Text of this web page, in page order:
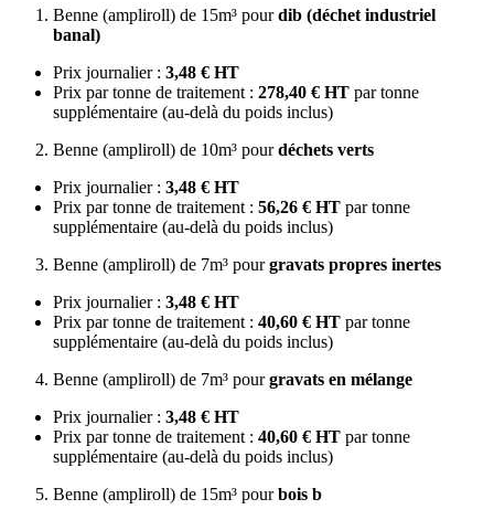
Benne (ampliroll) de 15m³ pourdib (déchet industriel
banal)
Prix journalier : 3,48 € HT
Prix par tonne de traitement : 278,40 € HT par tonne
supplémentaire (au-delà du poids inclus)
Benne (ampliroll) de 10m³ pourdéchets verts
Prix journalier : 3,48 € HT
Prix par tonne de traitement : 56,26 € HT par tonne
supplémentaire (au-delà du poids inclus)
Benne (ampliroll) de 7m³ pourgravats propres inertes
Prix journalier : 3,48 € HT
Prix par tonne de traitement : 40,60 € HT par tonne
supplémentaire (au-delà du poids inclus)
Benne (ampliroll) de 7m³ pourgravats en mélange
Prix journalier : 3,48 € HT
Prix par tonne de traitement : 40,60 € HT par tonne
supplémentaire (au-delà du poids inclus)
Benne (ampliroll) de 15m³ pourbois b